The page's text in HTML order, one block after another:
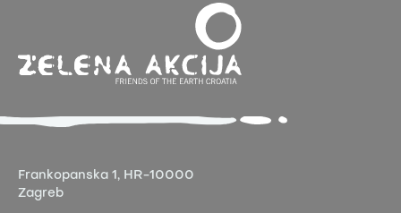
Frankopanska 1, HR-10000
Zagreb